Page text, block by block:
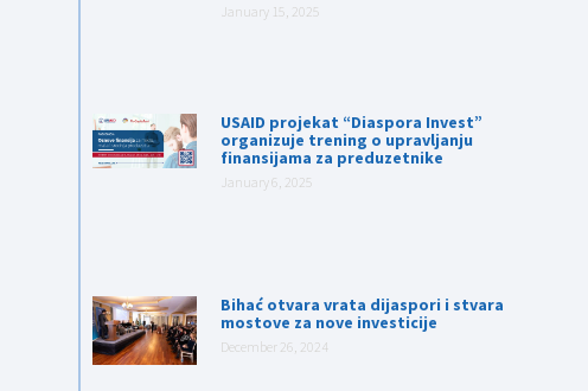
January 15, 2025
USAID projekat “Diaspora Invest”
organizuje trening o upravljanju
finansijama za preduzetnike
January 6, 2025
Bihać otvara vrata dijaspori i stvara
mostove za nove investicije
December 26, 2024